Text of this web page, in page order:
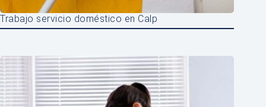
Trabajo servicio doméstico en Calp